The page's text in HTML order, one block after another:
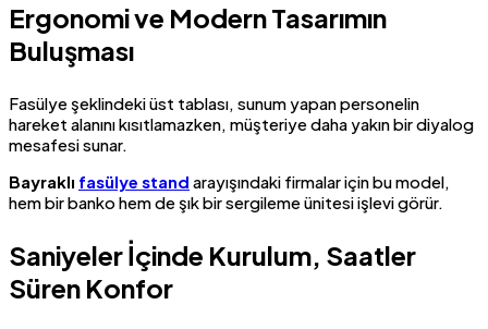
Ergonomi ve Modern Tasarımın
Buluşması
Fasülye şeklindeki üst tablası, sunum yapan personelin
hareket alanını kısıtlamazken, müşteriye daha yakın bir diyalog
mesafesi sunar.
Bayraklı fasülye stand arayışındaki firmalar için bu model,
hem bir banko hem de şık bir sergileme ünitesi işlevi görür.
Saniyeler İçinde Kurulum, Saatler
Süren Konfor